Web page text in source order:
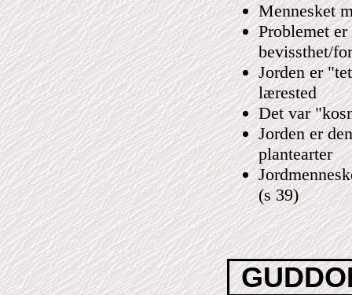
Mennesket
Problemet
bevissthet/
Jorden er
lærested
Det var
Jorden er
plantearter
(s 39)